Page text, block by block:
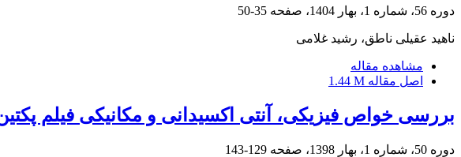
دوره 56، شماره 1، بهار 1404، صفحه 35-50
ناهید عقیلی ناطق، رشید غلامی
مشاهده مقاله
اصل مقاله 1.44 M
بررسی خواص فیزیکی، آنتی اکسیدانی و مکانیکی فیلم
دوره 50، شماره 1، بهار 1398، صفحه 129-143